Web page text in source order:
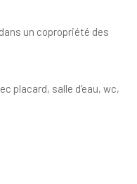
un copropriété des
placard, salle d'eau, wc,